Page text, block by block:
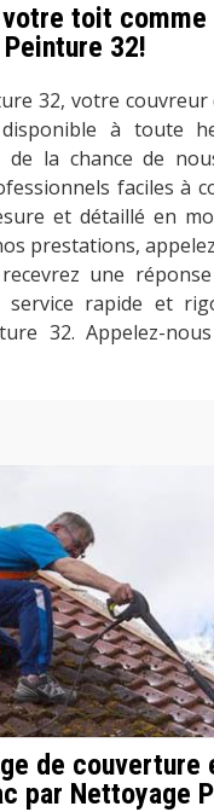
toit comme
32!
32, votre couvreur
disponible à toute
de la chance de
faciles à
et détaillé en
prestations,
une
rapide et
32. Appelez-
de couverture
par Nettoyage